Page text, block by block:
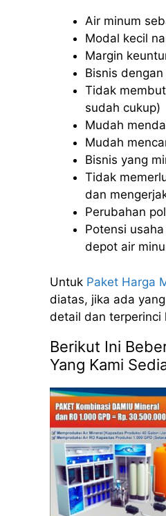
Air minum
Modal kecil
Margin
Bisnis
Tidak
sudah cukup)
Mudah
Mudah
Bisnis yang
Tidak
dan
Perubahan
Potensi
depot air
Untuk Paket Harga
diatas, jika ada
detail dan terperinci
Berikut Ini
Yang Kami